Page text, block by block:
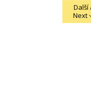
Další
Next